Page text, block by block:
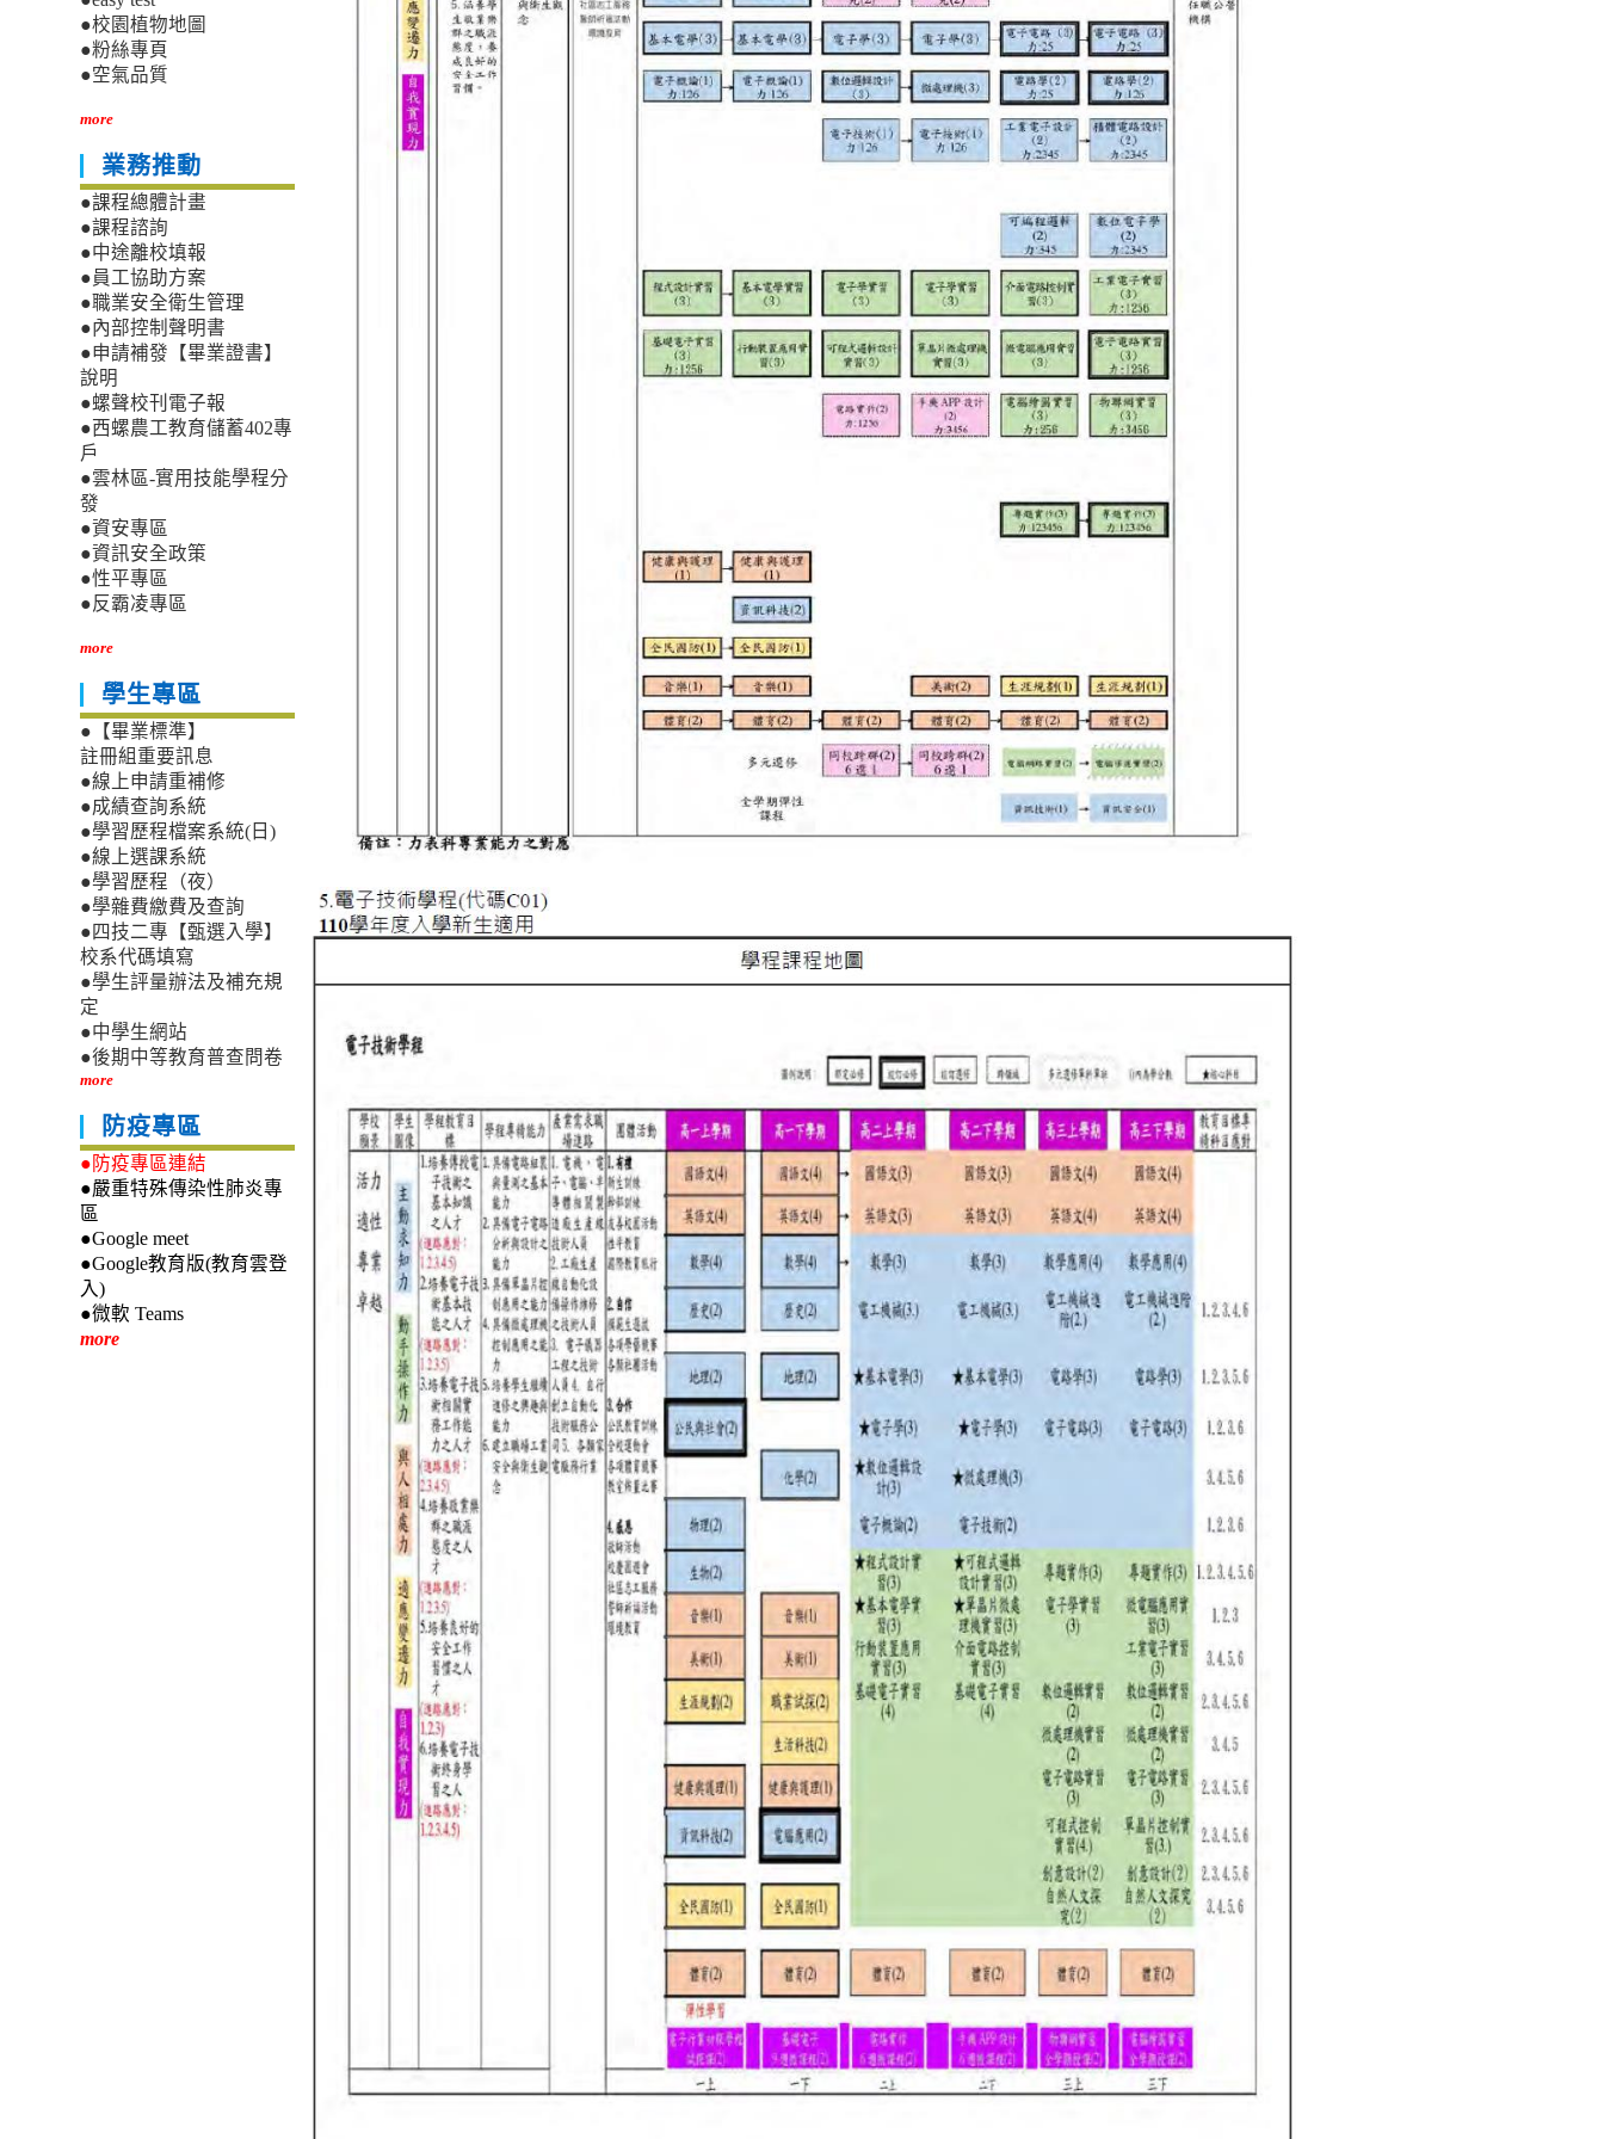
●校園植物地圖
●粉絲專頁
●空氣品質
more
業務推動
●課程總體計畫
●課程諮詢
●中途離校填報
●員工協助方案
●職業安全衛生管理
●內部控制聲明書
●申請補發【畢業證書】
說明
●螺聲校刊電子報
●西螺農工教育儲蓄402專
戶
●雲林區-實用技能學程分
發
●資安專區
●資訊安全政策
●性平專區
●反霸凌專區
more
學生專區
●【畢業標準】
註冊組重要訊息
●線上申請重補修
●成績查詢系統
●學習歷程檔案系統(日)
●線上選課系統
●學習歷程（夜）
●學雜費繳費及查詢
●四技二專【甄選入學】
校系代碼填寫
●學生評量辦法及補充規
定
●中學生網站
●後期中等教育普查問卷
more
防疫專區
●防疫專區連結
●嚴重特殊傳染性肺炎專
區
●Google meet
●Google教育版(教育雲登
入)
●微軟 Teams
more